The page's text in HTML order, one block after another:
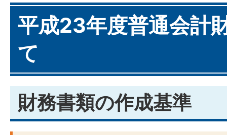
平成23年度普通会計
て
財務書類の作成基準